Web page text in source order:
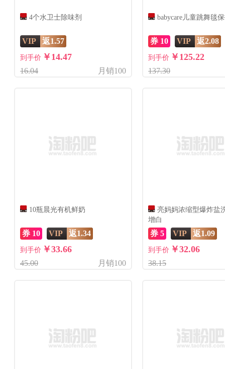
4个水卫士除味剂
VIP 返1.57
到手价 ￥14.47
16.04 月销100
babycare儿童跳舞毯
券 10 VIP 返2.08
到手价 ￥125.22
137.30
10瓶晨光有机鲜奶
券 10 VIP 返1.34
到手价 ￥33.66
45.00 月销100
亮妈妈浓缩型爆炸盐
增白
券 5 VIP 返1.09
到手价 ￥32.06
38.15